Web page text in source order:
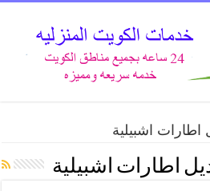
اطارات اشبيلية
اطارات اشبيلية